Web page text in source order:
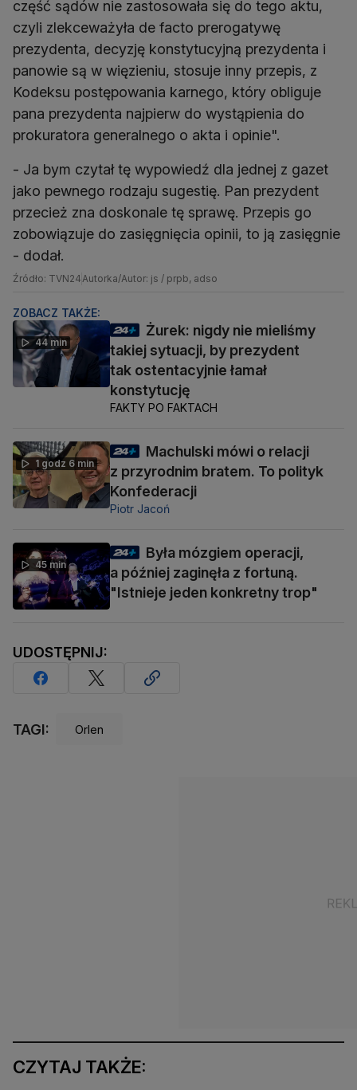
część sądów nie zastosowała się do tego aktu,
czyli zlekceważyła de facto prerogatywę
prezydenta, decyzję konstytucyjną prezydenta i
panowie są w więzieniu, stosuje inny przepis, z
Kodeksu postępowania karnego, który obliguje
pana prezydenta najpierw do wystąpienia do
prokuratora generalnego o akta i opinie".
- Ja bym czytał tę wypowiedź dla jednej z gazet
jako pewnego rodzaju sugestię. Pan prezydent
przecież zna doskonale tę sprawę. Przepis go
zobowiązuje do zasięgnięcia opinii, to ją zasięgnie
- dodał.
Źródło: TVN24Autorka/Autor: js / prpb, adso
ZOBACZ TAKŻE:
44 min
Żurek: nigdy nie mieliśmy
takiej sytuacji, by prezydent
tak ostentacyjnie łamał
konstytucję
FAKTY PO FAKTACH
1 godz 6 min
Machulski mówi o relacji
z przyrodnim bratem. To polityk
Konfederacji
Piotr Jacoń
45 min
Była mózgiem operacji,
a później zaginęła z fortuną.
"Istnieje jeden konkretny trop"
UDOSTĘPNIJ:
TAGI: Orlen
CZYTAJ TAKŻE: